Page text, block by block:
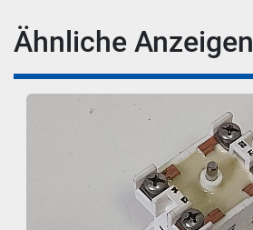
Ähnliche Anzeigen